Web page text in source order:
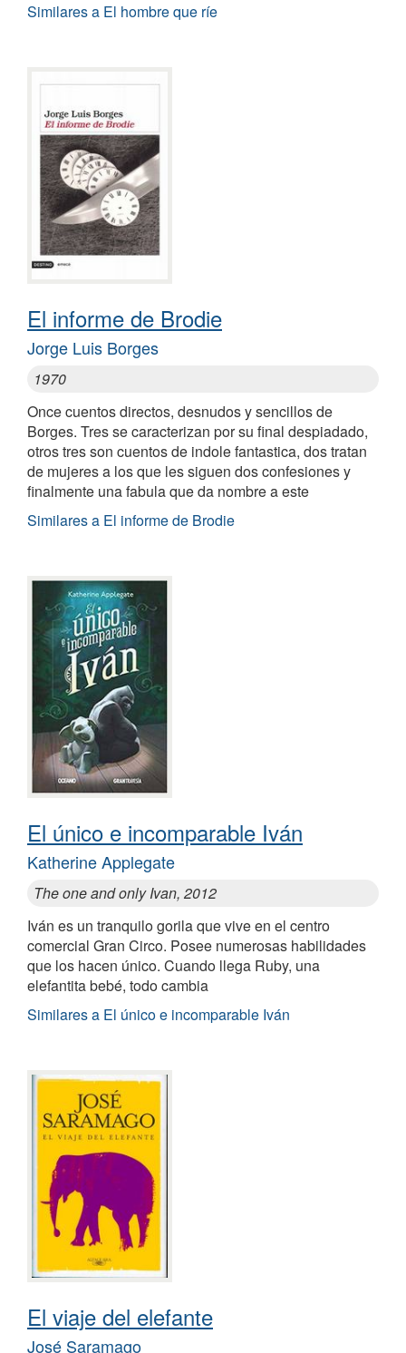
Similares a El hombre que ríe
El informe de Brodie
Jorge Luis Borges
1970
Once cuentos directos, desnudos y sencillos de
Borges. Tres se caracterizan por su final despiadado,
otros tres son cuentos de indole fantastica, dos tratan
de mujeres a los que les siguen dos confesiones y
finalmente una fabula que da nombre a este
Similares a El informe de Brodie
El único e incomparable Iván
Katherine Applegate
The one and only Ivan, 2012
Iván es un tranquilo gorila que vive en el centro
comercial Gran Circo. Posee numerosas habilidades
que los hacen único. Cuando llega Ruby, una
elefantita bebé, todo cambia
Similares a El único e incomparable Iván
El viaje del elefante
José Saramago